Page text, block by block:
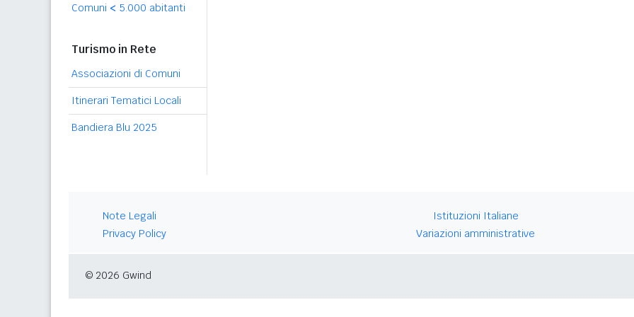
Comuni < 5.000 abitanti
Turismo in Rete
Associazioni di Comuni
Itinerari Tematici Locali
Bandiera Blu 2025
Note Legali
Privacy Policy
Istituzioni Italiane
Variazioni amministrative
© 2026 Gwind